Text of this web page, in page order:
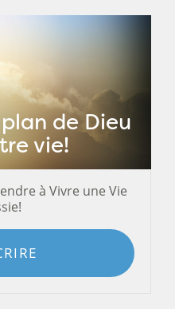
de Dieu
vie!
à Vivre une Vie